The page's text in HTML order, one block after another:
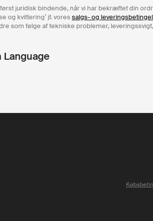
juridisk bindende, når vi har bekræftet din
og kvittering’ jf. vores salgs- og
som følge af tekniske problemer,
Language